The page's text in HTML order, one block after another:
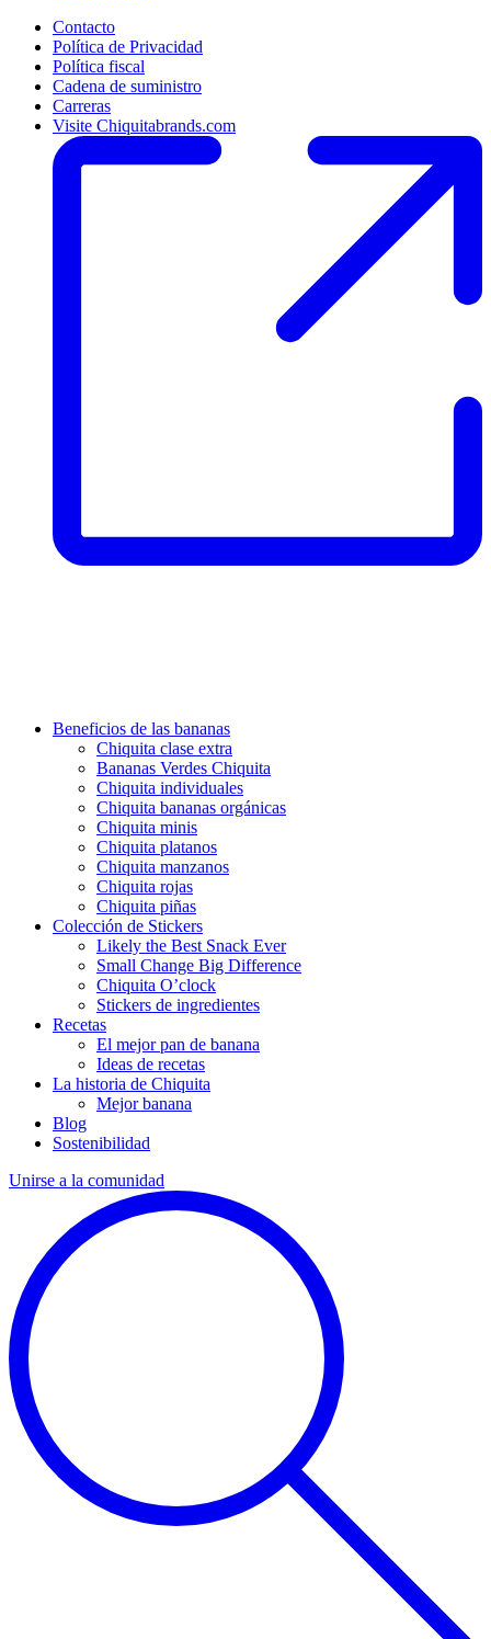
Contacto
Política de Privacidad
Política fiscal
Cadena de suministro
Carreras
Visite Chiquitabrands.com
Beneficios de las bananas
Chiquita clase extra
Bananas Verdes Chiquita
Chiquita individuales
Chiquita bananas orgánicas
Chiquita minis
Chiquita platanos
Chiquita manzanos
Chiquita rojas
Chiquita piñas
Colección de Stickers
Likely the Best Snack Ever
Small Change Big Difference
Chiquita O’clock
Stickers de ingredientes
Recetas
El mejor pan de banana
Ideas de recetas
La historia de Chiquita
Mejor banana
Blog
Sostenibilidad
Unirse a la comunidad